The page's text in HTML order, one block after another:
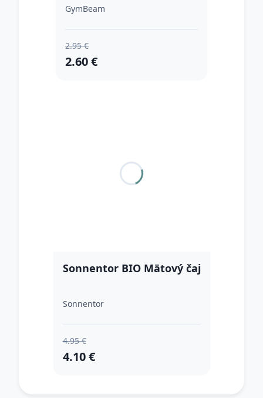
GymBeam
2.95 €
2.60 €
Sonnentor BIO Mätový čaj
Sonnentor
4.95 €
4.10 €